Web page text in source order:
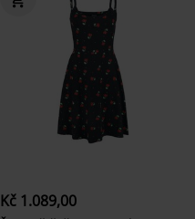
Kč 1.089,00